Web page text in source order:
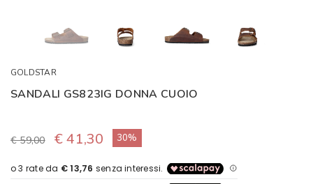
GOLDSTAR
SANDALI GS823IG DONNA CUOIO
€ 59,00 € 41,30 30%